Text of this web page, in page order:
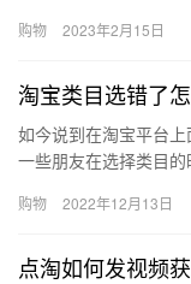
候需…
购物 2023年2月15日
淘宝类目选错了
如今说到在淘宝平台
一些朋友在选择类目
量如果…
购物 2022年12月13日
点淘如何发视频